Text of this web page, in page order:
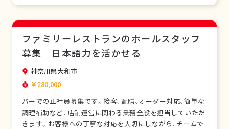
ャリア形成が可能です。シフト制勤務で、現…
ファミリーレストランのホールスタッフ
募集｜日本語力を活かせる
神奈川県大和市
￥280,000
バーでの正社員募集です。接客、配膳、オーダー対応、簡単な
調理補助など、店舗運営に関わる業務全般を担当していただ
きます。お客様への丁寧な対応を大切にしながら、チームで